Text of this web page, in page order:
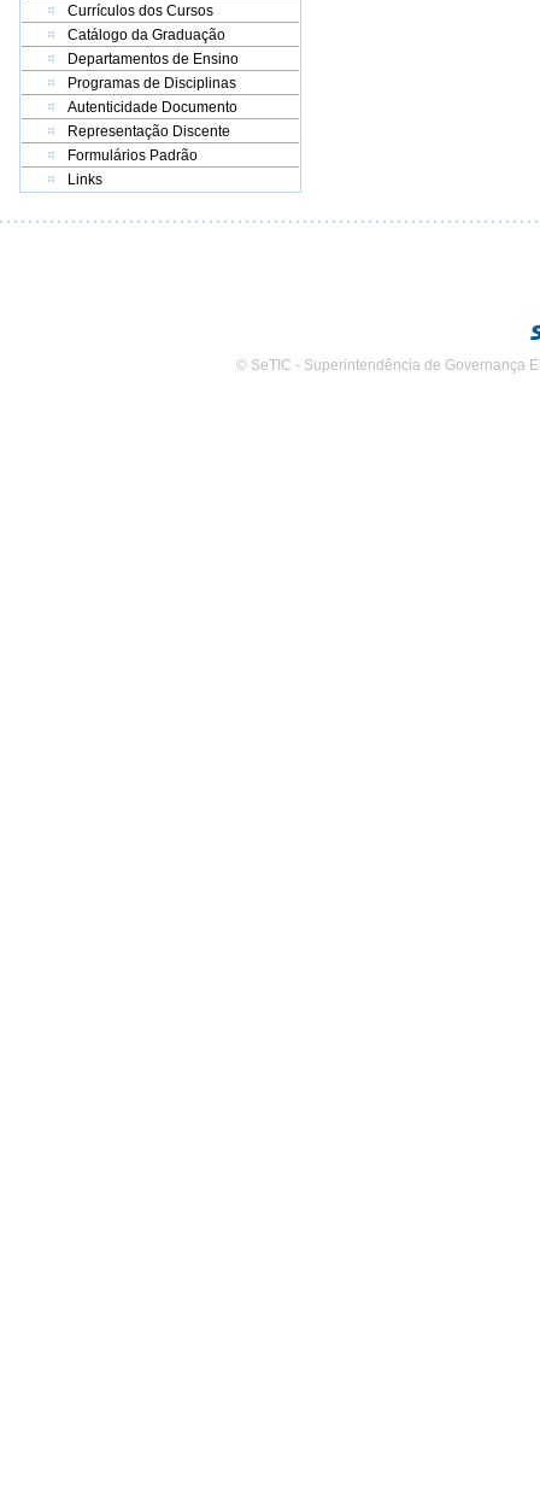
Currículos dos Cursos
Catálogo da Graduação
Departamentos de Ensino
Programas de Disciplinas
Autenticidade Documento
Representação Discente
Formulários Padrão
Links
© SeTIC - Superintendência de Governança